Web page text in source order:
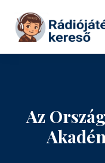
Tovább a tartalomhoz
Az